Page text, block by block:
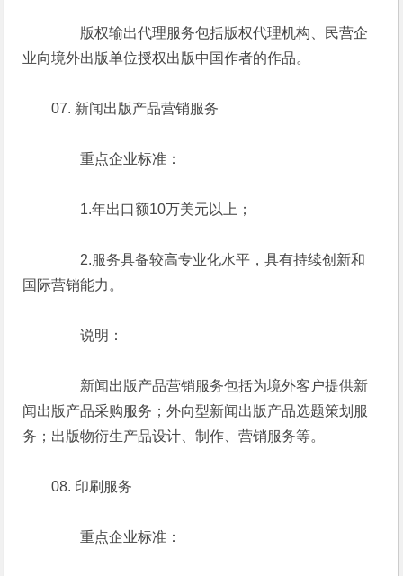
版权输出代理服务包括版权代理机构、民营企
业向境外出版单位授权出版中国作者的作品。
07. 新闻出版产品营销服务
重点企业标准：
1.年出口额10万美元以上；
2.服务具备较高专业化水平，具有持续创新和
国际营销能力。
说明：
新闻出版产品营销服务包括为境外客户提供新
闻出版产品采购服务；外向型新闻出版产品选题策划服
务；出版物衍生产品设计、制作、营销服务等。
08. 印刷服务
重点企业标准：